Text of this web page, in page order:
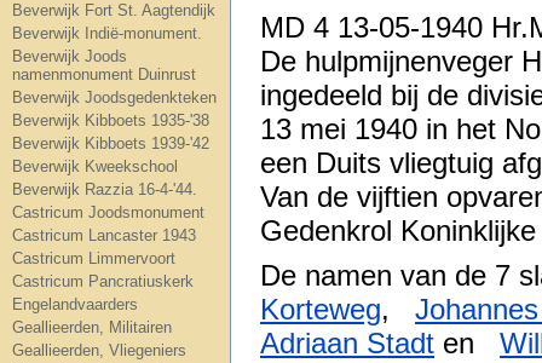
Beverwijk Fort St. Aagtendijk
Beverwijk Indië-monument.
Beverwijk Joods
namenmonument Duinrust
Beverwijk Joodsgedenkteken
Beverwijk Kibboets 1935-'38
Beverwijk Kibboets 1939-'42
Beverwijk Kweekschool
Beverwijk Razzia 16-4-'44.
Castricum Joodsmonument
Castricum Lancaster 1943
Castricum Limmervoort
Castricum Pancratiuskerk
Engelandvaarders
Geallieerden, Militairen
Geallieerden, Vliegeniers
MD 4 13-05-1940
De hulpmijnenveger
ingedeeld bij de
13 mei 1940 in het
een Duits vliegtuig
Van de vijftien
Gedenkrol
De namen van de 7
Korteweg,
Adriaan Stadt en